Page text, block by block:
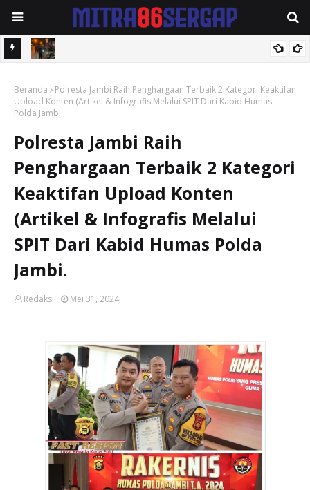
Intensifkan Patroli KRYD di Kota Medan
Beranda
Polresta Jambi Raih Penghargaan Terbaik 2 Kategori Keaktifan
Upload Konten (Artikel & Infografis Melalui SPIT Dari Kabid Humas
Polda Jambi.
Polresta Jambi Raih
Penghargaan Terbaik 2 Kategori
Keaktifan Upload Konten
(Artikel & Infografis Melalui
SPIT Dari Kabid Humas Polda
Jambi.
Redaksi Mei 31, 2024